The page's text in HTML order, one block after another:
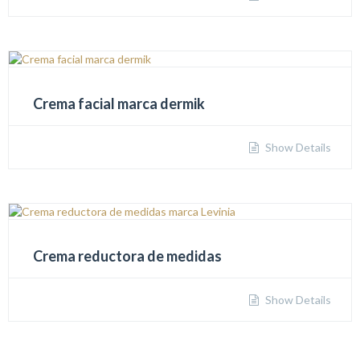
Crema facial marca dermik
Show Details
Crema reductora de medidas
Show Details